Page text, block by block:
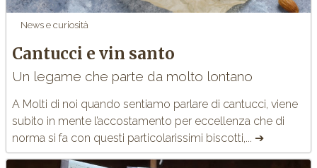
News e curiosità
Cantucci e vin santo
Un legame che parte da molto lontano
A Molti di noi quando sentiamo parlare di cantucci, viene
subito in mente l’accostamento per eccellenza che di
norma si fa con questi particolarissimi biscotti,... ➔